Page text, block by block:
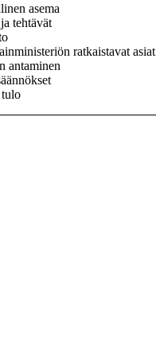
asema
tehtävät
ratkaistavat asiat
antaminen